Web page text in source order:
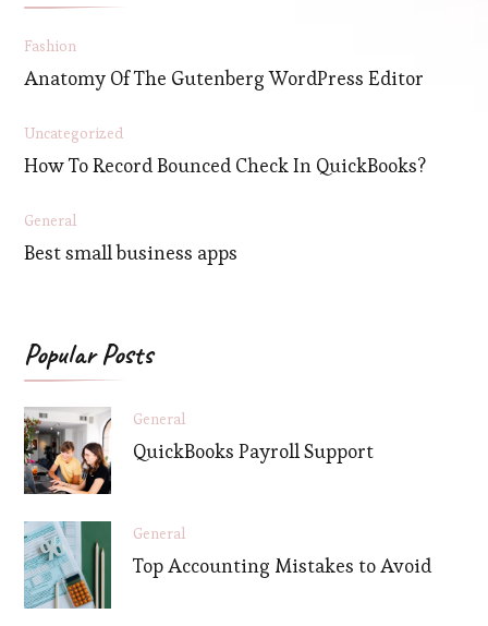
Fashion
Anatomy Of The Gutenberg WordPress Editor
Uncategorized
How To Record Bounced Check In QuickBooks?
General
Best small business apps
Popular Posts
General
QuickBooks Payroll Support
General
Top Accounting Mistakes to Avoid